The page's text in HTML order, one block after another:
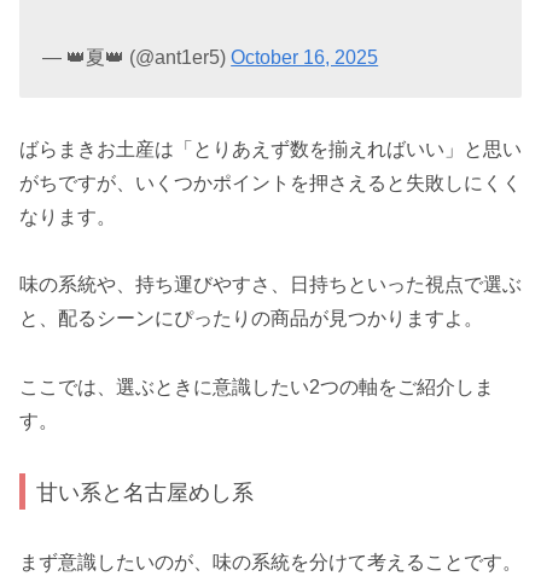
— 👑夏👑 (@ant1er5)October 16, 2025
ばらまきお土産は「とりあえず数を揃えればいい」と思い
がちですが、いくつかポイントを押さえると失敗しにくく
なります。
味の系統や、持ち運びやすさ、日持ちといった視点で選ぶ
と、配るシーンにぴったりの商品が見つかりますよ。
ここでは、選ぶときに意識したい2つの軸をご紹介しま
す。
甘い系と名古屋めし系
まず意識したいのが、味の系統を分けて考えることです。